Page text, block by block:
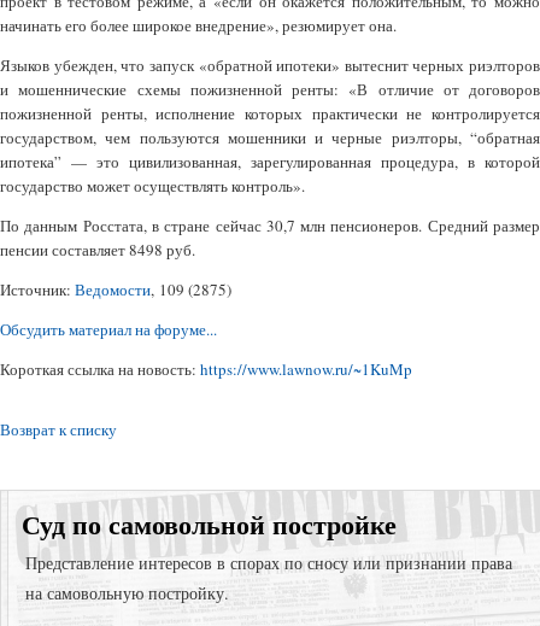
начинать его более широкое внедрение», резюмирует она.
Языков убежден, что запуск «обратной ипотеки» вытеснит черных риэлторов
и мошеннические схемы пожизненной ренты: «В отличие от договоров
пожизненной ренты, исполнение которых практически не контролируется
государством, чем пользуются мошенники и черные риэлторы, “обратная
ипотека” — это цивилизованная, зарегулированная процедура, в которой
государство может осуществлять контроль».
По данным Росстата, в стране сейчас 30,7 млн пенсионеров. Средний размер
пенсии составляет 8498 руб.
Источник: Ведомости, 109 (2875)
Обсудить материал на форуме...
Короткая ссылка на новость: https://www.lawnow.ru/~1KuMp
Возврат к списку
Суд по самовольной постройке
Представление интересов в спорах по сносу или признании права
на самовольную постройку.